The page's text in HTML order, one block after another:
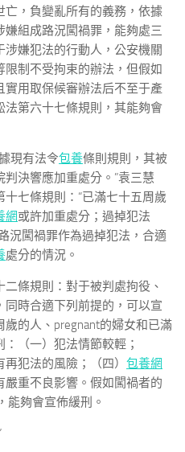
亡，負變亂所有的義務，依據
組成路況闖禍罪，能夠處三
嫌犯法的行動人，公安機關
限制不受拘束的辦法，但假如
實用取保候審辦法后不至于產
法第六十七條規則，其能夠會
現有法令包養條則規則，其被
決響應加重處分。”袁三慧
七條規則：“已滿七十五周歲
網或許加重處分；過掉犯法
況闖禍罪作為過掉犯法，合適
處分的情況。
條規則：對于被判處拘役、
時合適下列前提的，可以宣
歲的人、pregnant的婦女和已滿
（一）犯法情節較輕；
犯法的風險；（四） 包養網
重不良影響。假如闖禍者的
，能夠會宣佈緩刑。